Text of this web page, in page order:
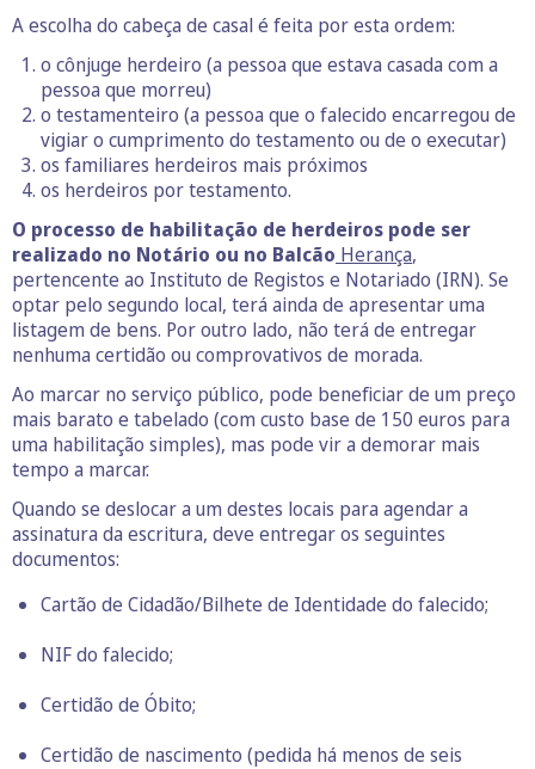
A escolha do cabeça de casal é feita por esta ordem:
o cônjuge herdeiro (a pessoa que estava casada com a
pessoa que morreu)
o testamenteiro (a pessoa que o falecido encarregou de
vigiar o cumprimento do testamento ou de o executar)
os familiares herdeiros mais próximos
os herdeiros por testamento.
O processo de habilitação de herdeiros pode ser
realizado no Notário ou no Balcão Herança,
pertencente ao Instituto de Registos e Notariado (IRN). Se
optar pelo segundo local, terá ainda de apresentar uma
listagem de bens. Por outro lado, não terá de entregar
nenhuma certidão ou comprovativos de morada.
Ao marcar no serviço público, pode beneficiar de um preço
mais barato e tabelado (com custo base de 150 euros para
uma habilitação simples), mas pode vir a demorar mais
tempo a marcar.
Quando se deslocar a um destes locais para agendar a
assinatura da escritura, deve entregar os seguintes
documentos:
Cartão de Cidadão/Bilhete de Identidade do falecido;
NIF do falecido;
Certidão de Óbito;
Certidão de nascimento (pedida há menos de seis